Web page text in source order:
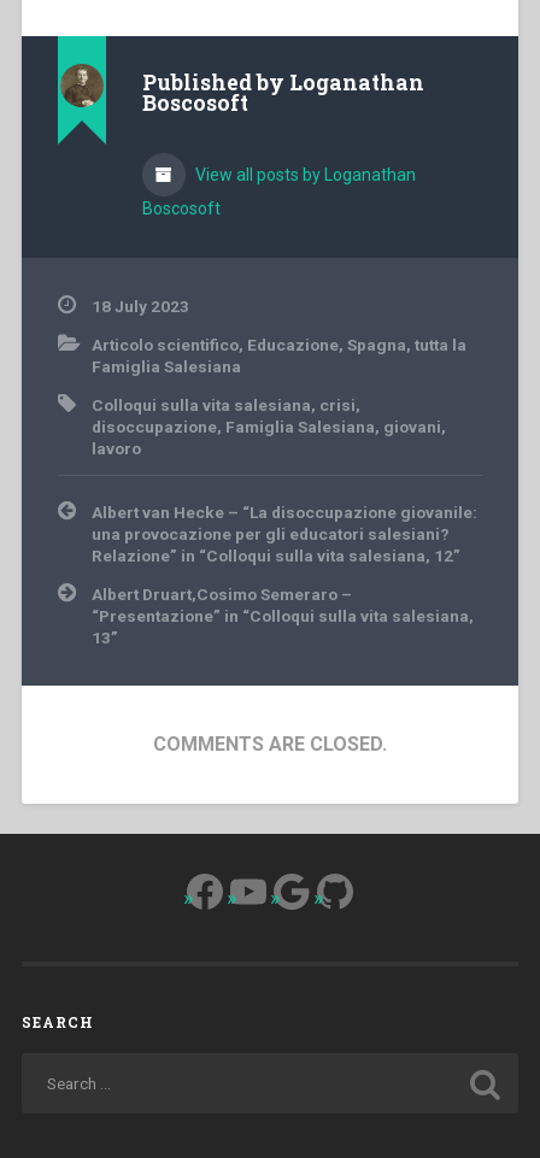
Published by Loganathan
Boscosoft
View all posts by Loganathan
Boscosoft
18 July 2023
Articolo scientifico, Educazione, Spagna, tutta la
Famiglia Salesiana
Colloqui sulla vita salesiana, crisi,
disoccupazione, Famiglia Salesiana, giovani,
lavoro
Post
navigation
Albert van Hecke – “La disoccupazione giovanile:
una provocazione per gli educatori salesiani?
Relazione” in “Colloqui sulla vita salesiana, 12”
Albert Druart,Cosimo Semeraro –
“Presentazione” in “Colloqui sulla vita salesiana,
13”
COMMENTS ARE CLOSED.
Facebook
YouTube
Google
GitHub
SEARCH